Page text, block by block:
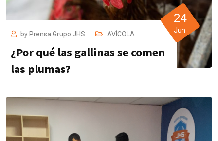
by Prensa Grupo JHS AVÍCOLA
¿Por qué las gallinas se comen
las plumas?
24
Jun